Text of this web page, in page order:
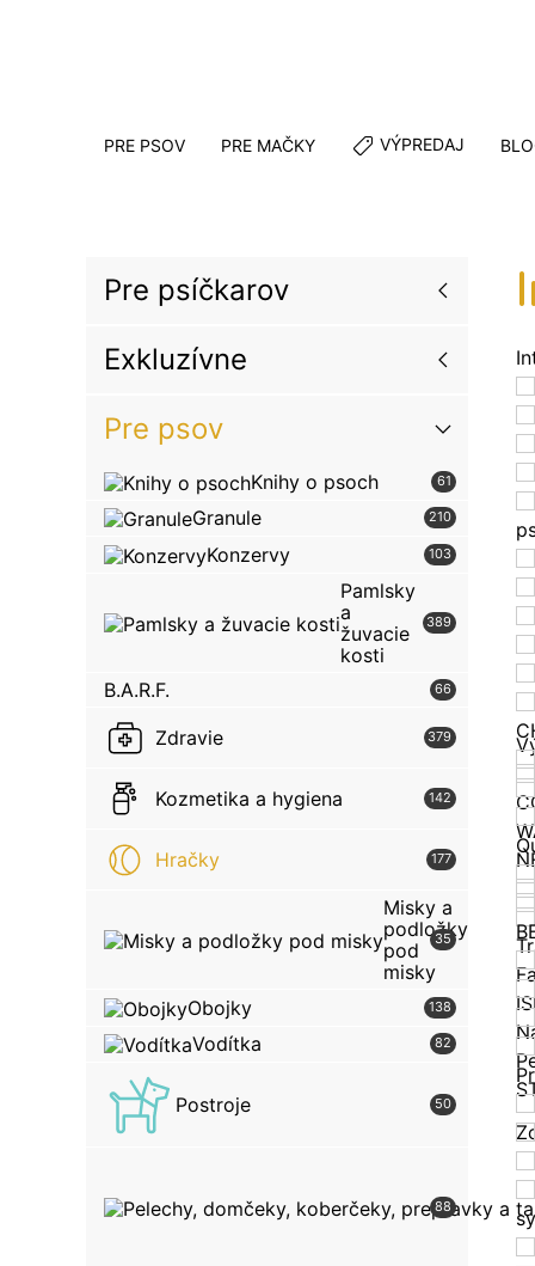
PRE PSOV PRE MAČKY VÝPREDAJ
Pre psíčkarov
Exkluzívne
Pre psov
Knihy o psoch 61
Granule 210
Konzervy 103
Pamlsky
a
žuvacie
kosti
389
B.A.R.F. 66
Zdravie 379
Kozmetika a hygiena 142
Hračky 177
Misky a
podložky
pod
misky
35
Obojky 138
Vodítka 82
Postroje 50
88